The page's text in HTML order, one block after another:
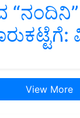
View More